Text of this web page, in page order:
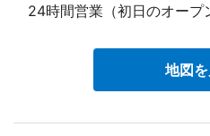
24時間営業（初日のオープ
地図